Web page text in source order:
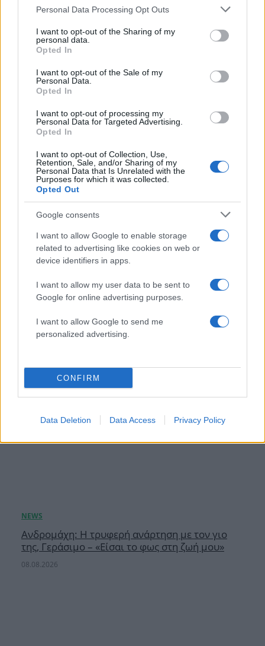
Please note that this website/app uses one or more Google
not limited to your visit or usage behaviour. You may click to
grant or deny consent to Google and its third-party tags to
use your data for below specified purposes in below Google
consent section.
Personal Data Processing Opt Outs
I want to opt-out of the Sharing of my
personal data.
Opted In
I want to opt-out of the Sale of my
Personal Data.
Opted In
I want to opt-out of processing my
Personal Data for Targeted Advertising.
Opted In
I want to opt-out of Collection, Use,
Retention, Sale, and/or Sharing of my
Personal Data that Is Unrelated with the
Purposes for which it was collected.
Opted Out
Google consents
I want to allow Google to enable storage
related to advertising like cookies on web or
device identifiers in apps.
I want to allow my user data to be sent to
Google for online advertising purposes.
I want to allow Google to send me
personalized advertising.
CONFIRM
Data Deletion Data Access Privacy Policy
γιο της στην Βουλιαγμένη – Φωτογραφίες
09.08.2026
οικογένειας είναι ένα από τα πιο όμορφα και
δημιουργικά όνειρα που έχω»
Ανδρομάχη: Η τρυφερή ανάρτηση με τον γιο
της, Γεράσιμο – «Είσαι το φως στη ζωή μου»
08.08.2026